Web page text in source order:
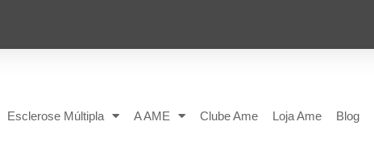
Esclerose Múltipla A AME Clube Ame Loja Ame Blog